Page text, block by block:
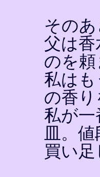
その
父は香
のを
私は
の香
私が
皿。
買い